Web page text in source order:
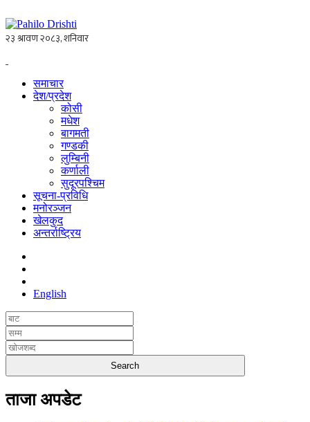
समाचार
देश/प्रदेश
कोसी
मधेश
बागमती
गण्डकी
लुम्बिनी
कर्णाली
सुदूरपश्चिम
सूचना-प्रविधि
मनोरञ्जन
खेलकुद
अन्तर्राष्ट्रिय
English
ताजा अपडेट